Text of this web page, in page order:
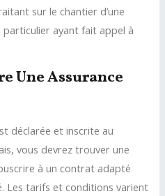
sur le chantier d’une
particulier ayant fait appel à
Une Assurance
déclarée et inscrite au
vous devrez trouver une
à un contrat adapté
Les tarifs et conditions varient